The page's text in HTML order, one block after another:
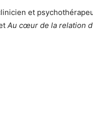
et
Au cœur de la relation